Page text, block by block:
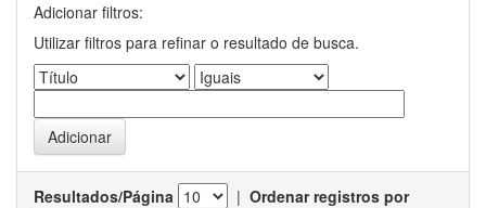
Adicionar filtros:
Utilizar filtros para refinar o resultado de busca.
Resultados/Página | Ordenar registros por